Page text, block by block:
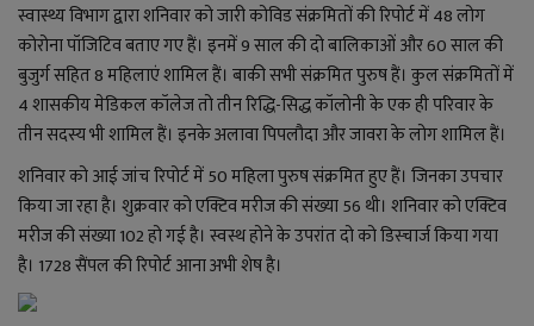
स्वास्थ्य विभाग द्वारा शनिवार को जारी कोविड संक्रमितों की रिपोर्ट में 48 लोग
कोरोना पॉजिटिव बताए गए हैं। इनमें 9 साल की दो बालिकाओं और 60 साल की
बुजुर्ग सहित 8 महिलाएं शामिल हैं। बाकी सभी संक्रमित पुरुष हैं। कुल संक्रमितों में
4 शासकीय मेडिकल कॉलेज तो तीन रिद्धि-सिद्ध कॉलोनी के एक ही परिवार के
तीन सदस्य भी शामिल हैं। इनके अलावा पिपलौदा और जावरा के लोग शामिल हैं।
शनिवार को आई जांच रिपोर्ट में 50 महिला पुरुष संक्रमित हुए हैं। जिनका उपचार
किया जा रहा है। शुक्रवार को एक्टिव मरीज की संख्या 56 थी। शनिवार को एक्टिव
मरीज की संख्या 102 हो गई है। स्वस्थ होने के उपरांत दो को डिस्चार्ज किया गया
है। 1728 सैंपल की रिपोर्ट आना अभी शेष है।